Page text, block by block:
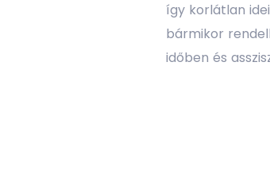
így korlátlan
bármikor
időben és